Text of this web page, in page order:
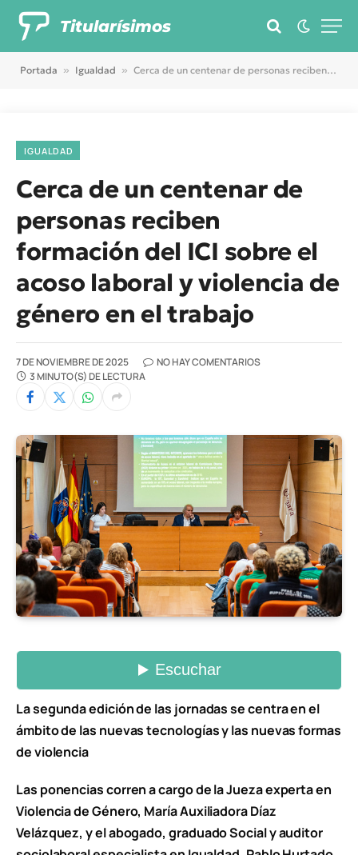
Titularísimos
Portada » Igualdad » Cerca de un centenar de personas reciben formación del ICI sobre el acoso laboral y violencia de género en el trabajo
IGUALDAD
Cerca de un centenar de
personas reciben
formación del ICI sobre el
acoso laboral y violencia de
género en el trabajo
7 DE NOVIEMBRE DE 2025
NO HAY COMENTARIOS
3 MINUTO(S) DE LECTURA
La segunda edición de las jornadas se centra en el
ámbito de las nuevas tecnologías y las nuevas formas
de violencia
Las ponencias corren a cargo de la Jueza experta en
Violencia de Género, María Auxiliadora Díaz
Velázquez, y el abogado, graduado Social y auditor